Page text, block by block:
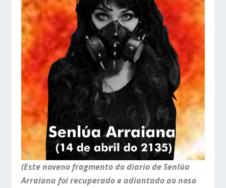
(Este noveno fragmento do diario de Senlúa
Arraiana foi recuperado e adiantado ao noso